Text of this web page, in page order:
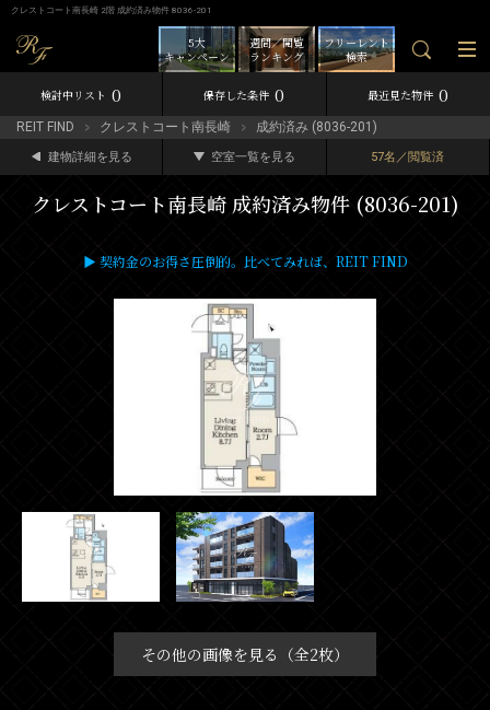
クレストコート南長崎 2階 成約済み物件 8036-201
フリーレント
検索
週間／閲覧
ランキング
5大
キャンペーン
検討中リスト 0 保存した条件 0 最近見た物件 0
REIT FIND クレストコート南長崎 成約済み (8036-201)
建物詳細を見る 空室一覧を見る 57名／閲覧済
クレストコート南長崎 成約済み物件 (8036-201)
▶ 契約金のお得さ圧倒的。比べてみれば、REIT FIND
その他の画像を見る（全2枚）